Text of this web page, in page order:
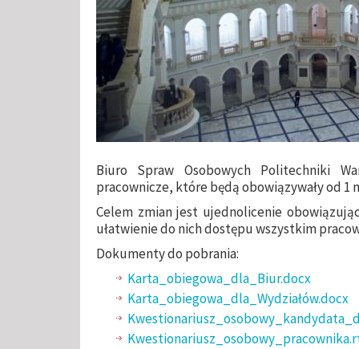
Biuro Spraw Osobowych Politechniki
pracownicze, które będą obowiązywały od 1
Celem zmian jest ujednolicenie
ułatwienie do nich dostępu wszystkim
Dokumenty do pobrania:
Karta_obiegowa_dla_Biur.docx
Karta_obiegowa_dla_Wydziałów.docx